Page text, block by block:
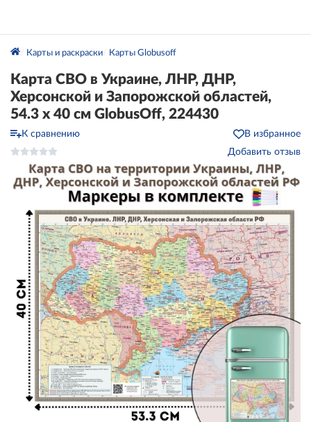
Карты и раскраски Карты Globusoff
Карта СВО в Украине, ЛНР, ДНР,
Херсонской и Запорожской областей,
54.3 х 40 см GlobusOff, 224430
К сравнению
В избранное
Добавить отзыв